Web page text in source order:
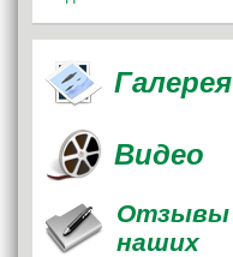
Галерея
Видео
Отзывы
наших